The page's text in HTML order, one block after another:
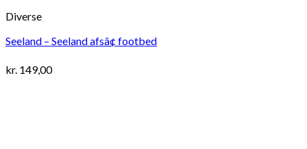
Diverse
Seeland – Seeland afsâ¢ footbed
kr. 149,00